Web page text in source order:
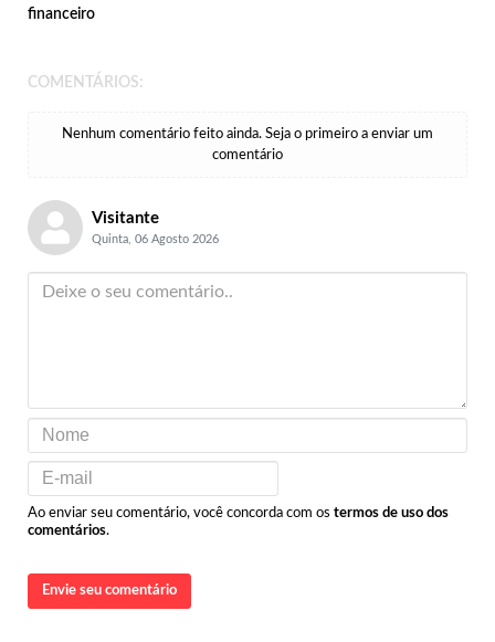
financeiro
COMENTÁRIOS:
Nenhum comentário feito ainda. Seja o primeiro a enviar um
comentário
Visitante
Quinta, 06 Agosto 2026
Ao enviar seu comentário, você concorda com os termos de uso dos
comentários.
Envie seu comentário